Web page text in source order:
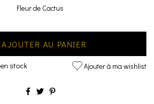
Fleur de Cactus
AJOUTER AU PANIER
stock Ajouter à ma wishlist